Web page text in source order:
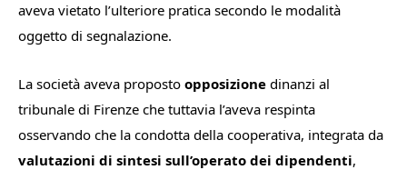
aveva vietato l’ulteriore pratica secondo le modalità
oggetto di segnalazione.
La società aveva proposto opposizione dinanzi al
tribunale di Firenze che tuttavia l’aveva respinta
osservando che la condotta della cooperativa, integrata da
valutazioni di sintesi sull’operato dei dipendenti,